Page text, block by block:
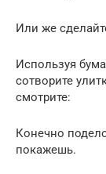
Или же
Используя
сотворите
смотрите:
Конечно
покажешь.